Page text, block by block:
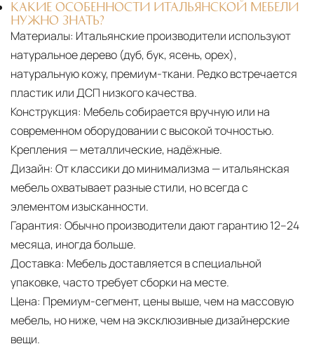
КАКИЕ ОСОБЕННОСТИ ИТАЛЬЯНСКОЙ МЕБЕЛИ
НУЖНО ЗНАТЬ?
Материалы: Итальянские производители используют
натуральное дерево (дуб, бук, ясень, орех),
натуральную кожу, премиум-ткани. Редко встречается
пластик или ДСП низкого качества.
Конструкция: Мебель собирается вручную или на
современном оборудовании с высокой точностью.
Крепления — металлические, надёжные.
Дизайн: От классики до минимализма — итальянская
мебель охватывает разные стили, но всегда с
элементом изысканности.
Гарантия: Обычно производители дают гарантию 12–24
месяца, иногда больше.
Доставка: Мебель доставляется в специальной
упаковке, часто требует сборки на месте.
Цена: Премиум-сегмент, цены выше, чем на массовую
мебель, но ниже, чем на эксклюзивные дизайнерские
вещи.